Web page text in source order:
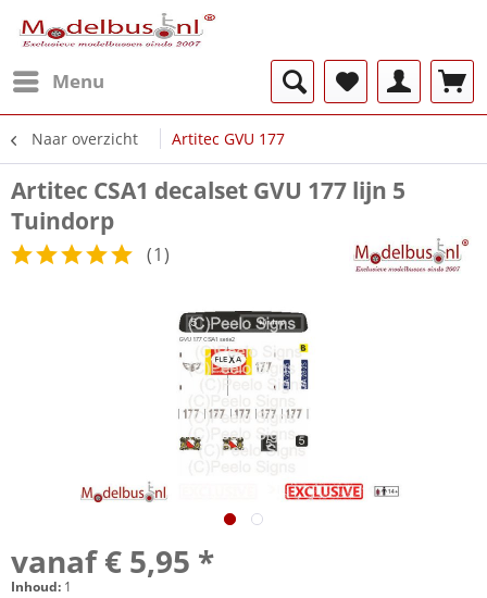
Menu
Naar overzicht Artitec GVU 177
Artitec CSA1 decalset GVU 177 lijn 5
Tuindorp
(1)
vanaf € 5,95 *
Inhoud: 1